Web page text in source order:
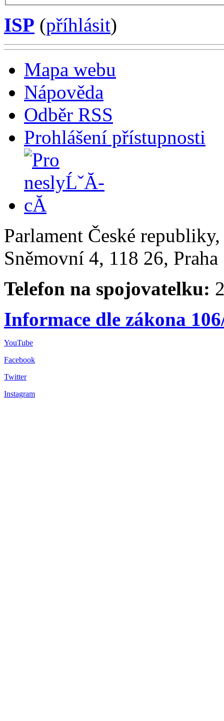
ISP (příhlásit)
Mapa webu
Nápověda
Odběr RSS
Prohlášení přístupnosti
Parlament České
Sněmovní 4, 118 26,
Telefon na spojovatelku:
Informace dle zákona
YouTube
Facebook
Twitter
Instagram